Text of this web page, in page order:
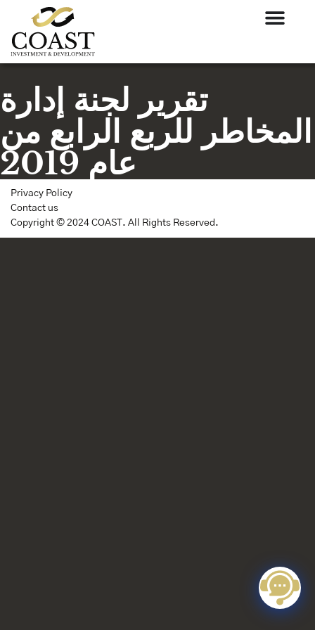
تقرير لجنة إدارة
المخاطر للربع الرابع من
عام 2019
Privacy Policy
Contact us
Copyright © 2024 COAST. All Rights Reserved.